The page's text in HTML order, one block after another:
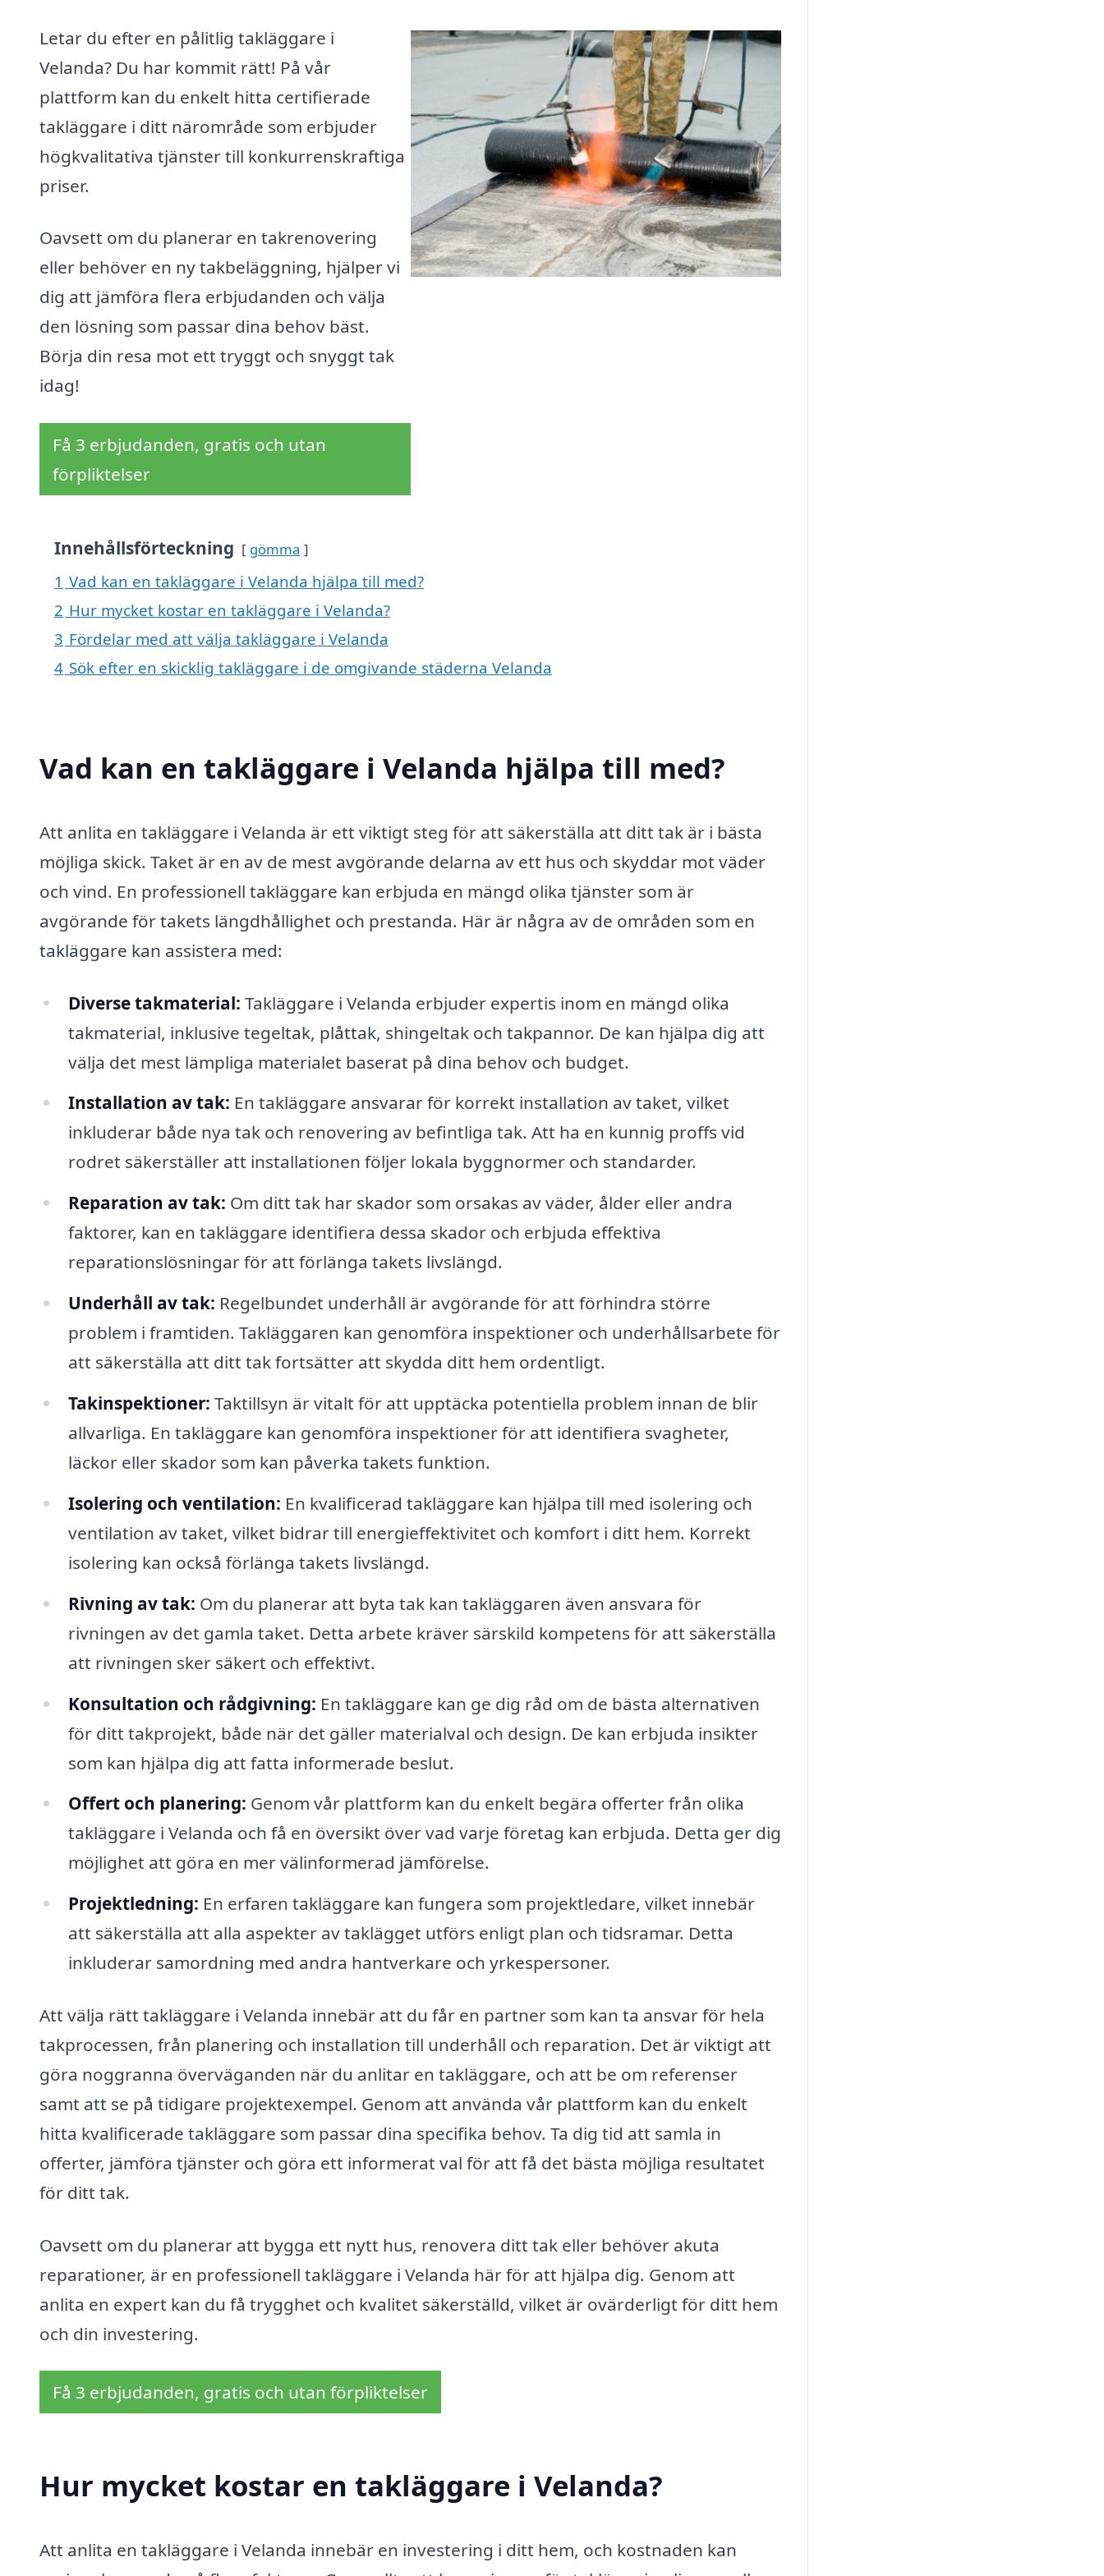
Letar du efter en pålitlig takläggare i
Velanda? Du har kommit rätt! På vår
plattform kan du enkelt hitta certifierade
takläggare i ditt närområde som erbjuder
högkvalitativa tjänster till konkurrenskraftiga
priser.
Oavsett om du planerar en takrenovering
eller behöver en ny takbeläggning, hjälper vi
dig att jämföra flera erbjudanden och välja
den lösning som passar dina behov bäst.
Börja din resa mot ett tryggt och snyggt tak
idag!
Få 3 erbjudanden, gratis och utan
förpliktelser
Innehållsförteckning gömma
1 Vad kan en takläggare i Velanda hjälpa till med?
2 Hur mycket kostar en takläggare i Velanda?
3 Fördelar med att välja takläggare i Velanda
4 Sök efter en skicklig takläggare i de omgivande städerna Velanda
Vad kan en takläggare i Velanda hjälpa till med?
Att anlita en takläggare i Velanda är ett viktigt steg för att säkerställa att ditt tak är i bästa
möjliga skick. Taket är en av de mest avgörande delarna av ett hus och skyddar mot väder
och vind. En professionell takläggare kan erbjuda en mängd olika tjänster som är
avgörande för takets längdhållighet och prestanda. Här är några av de områden som en
takläggare kan assistera med:
Diverse takmaterial: Takläggare i Velanda erbjuder expertis inom en mängd olika
takmaterial, inklusive tegeltak, plåttak, shingeltak och takpannor. De kan hjälpa dig att
välja det mest lämpliga materialet baserat på dina behov och budget.
Installation av tak: En takläggare ansvarar för korrekt installation av taket, vilket
inkluderar både nya tak och renovering av befintliga tak. Att ha en kunnig proffs vid
rodret säkerställer att installationen följer lokala byggnormer och standarder.
Reparation av tak: Om ditt tak har skador som orsakas av väder, ålder eller andra
faktorer, kan en takläggare identifiera dessa skador och erbjuda effektiva
reparationslösningar för att förlänga takets livslängd.
Underhåll av tak: Regelbundet underhåll är avgörande för att förhindra större
problem i framtiden. Takläggaren kan genomföra inspektioner och underhållsarbete för
att säkerställa att ditt tak fortsätter att skydda ditt hem ordentligt.
Takinspektioner: Taktillsyn är vitalt för att upptäcka potentiella problem innan de blir
allvarliga. En takläggare kan genomföra inspektioner för att identifiera svagheter,
läckor eller skador som kan påverka takets funktion.
Isolering och ventilation: En kvalificerad takläggare kan hjälpa till med isolering och
ventilation av taket, vilket bidrar till energieffektivitet och komfort i ditt hem. Korrekt
isolering kan också förlänga takets livslängd.
Rivning av tak: Om du planerar att byta tak kan takläggaren även ansvara för
rivningen av det gamla taket. Detta arbete kräver särskild kompetens för att säkerställa
att rivningen sker säkert och effektivt.
Konsultation och rådgivning: En takläggare kan ge dig råd om de bästa alternativen
för ditt takprojekt, både när det gäller materialval och design. De kan erbjuda insikter
som kan hjälpa dig att fatta informerade beslut.
Offert och planering: Genom vår plattform kan du enkelt begära offerter från olika
takläggare i Velanda och få en översikt över vad varje företag kan erbjuda. Detta ger dig
möjlighet att göra en mer välinformerad jämförelse.
Projektledning: En erfaren takläggare kan fungera som projektledare, vilket innebär
att säkerställa att alla aspekter av taklägget utförs enligt plan och tidsramar. Detta
inkluderar samordning med andra hantverkare och yrkespersoner.
Att välja rätt takläggare i Velanda innebär att du får en partner som kan ta ansvar för hela
takprocessen, från planering och installation till underhåll och reparation. Det är viktigt att
göra noggranna överväganden när du anlitar en takläggare, och att be om referenser
samt att se på tidigare projektexempel. Genom att använda vår plattform kan du enkelt
hitta kvalificerade takläggare som passar dina specifika behov. Ta dig tid att samla in
offerter, jämföra tjänster och göra ett informerat val för att få det bästa möjliga resultatet
för ditt tak.
Oavsett om du planerar att bygga ett nytt hus, renovera ditt tak eller behöver akuta
reparationer, är en professionell takläggare i Velanda här för att hjälpa dig. Genom att
anlita en expert kan du få trygghet och kvalitet säkerställd, vilket är ovärderligt för ditt hem
och din investering.
Få 3 erbjudanden, gratis och utan förpliktelser
Hur mycket kostar en takläggare i Velanda?
Att anlita en takläggare i Velanda innebär en investering i ditt hem, och kostnaden kan